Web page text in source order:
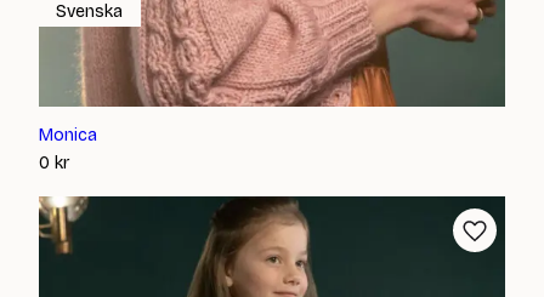
Monica
0 kr
Svenska